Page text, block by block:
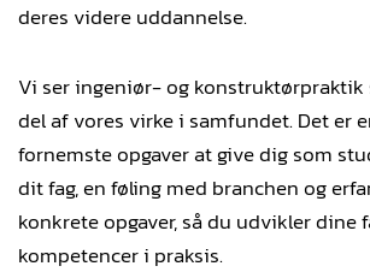
deres videre uddannelse.
Vi ser ingeniør- og
del af vores virke i samfundet. Det er
fornemste opgaver at give dig som
dit fag, en føling med branchen og
konkrete opgaver, så du udvikler dine
kompetencer i praksis.